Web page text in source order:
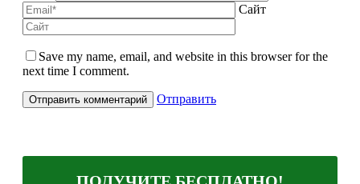
Сайт
Save my name, email, and website in this browser for the
next time I comment.
Отправить